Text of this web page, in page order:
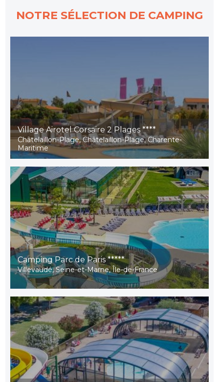
NOTRE SÉLECTION DE CAMPING
Village Airotel Corsaire 2 Plages ****
Châtelaillon-Plage, Châtelaillon-Plage, Charente-
Maritime
Camping Parc de Paris *****
Villevaudé, Seine-et-Marne, Île-de-France